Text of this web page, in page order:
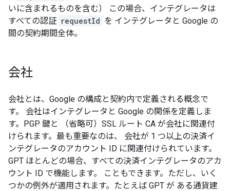
いに含まれるものを含む） この場合、インテグレータは
すべての認証 requestId を インテグレータと Google の
間の契約期間全体。
会社
会社とは、Google の構成と契約内で定義される概念で
す。 会社はインテグレータと Google の関係を定義しま
す。PGP 鍵と （省略可）SSL ルート CA が会社に関連付
けられます。最も重要なのは、 会社が 1 つ以上の決済イ
ンテグレータのアカウント ID に関連付けられています。
GPT ほとんどの場合、すべての決済インテグレータのアカ
ウント ID で機能します。 こともできます。ただし、いく
つかの例外が適用されます。たとえば GPT が ある通貨建